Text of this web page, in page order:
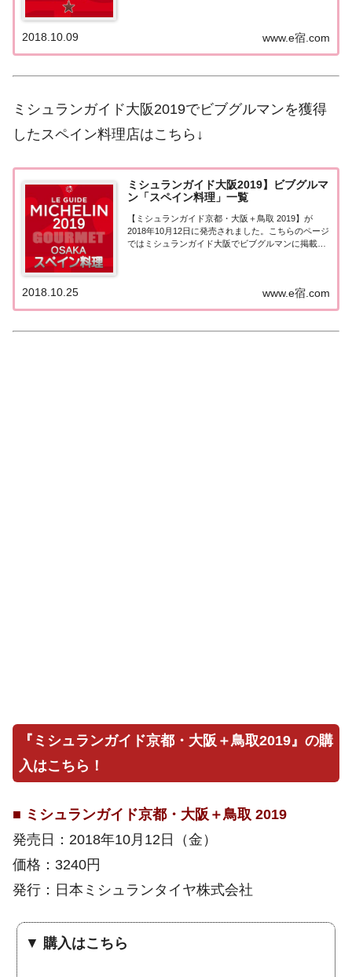
www.e宿.com
2018.10.09
ミシュランガイド大阪2019でビブグルマンを獲得
したスペイン料理店はこちら↓
ミシュランガイド大阪2019】ビブグルマ
ン「スペイン料理」一覧
【ミシュランガイド京都・大阪＋鳥取 2019】が
2018年10月12日に発売されました。こちらのページ
ではミシュランガイド大阪でビブグルマンに掲載さ
www.e宿.com
2018.10.25
『ミシュランガイド京都・大阪＋鳥取2019』の購
入はこちら！
■ ミシュランガイド京都・大阪＋鳥取 2019
発売日：2018年10月12日（金）
価格：3240円
発行：日本ミシュランタイヤ株式会社
▼ 購入はこちら